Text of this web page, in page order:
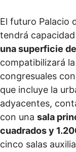
El futuro Palacio
tendrá
una superficie
compatibilizará
congresuales
que incluye la
adyacentes,
con una sala
cuadrados y
cinco salas